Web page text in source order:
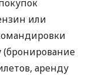
или
(бронирование
аренду